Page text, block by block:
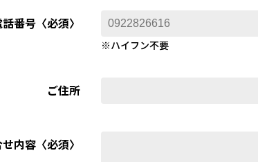
番号〈必須〉
※ハイフン不要
ご住所
内容〈必須〉